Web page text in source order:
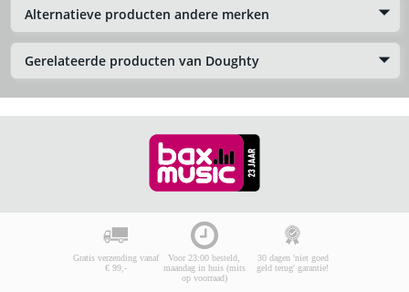
Alternatieve producten andere merken
Gerelateerde producten van Doughty
Gratis verzending vanaf
€ 99,-
Voor 23:00 besteld,
maandag in huis (mits
op voorraad)
30 dagen 'niet goed
geld terug' garantie!